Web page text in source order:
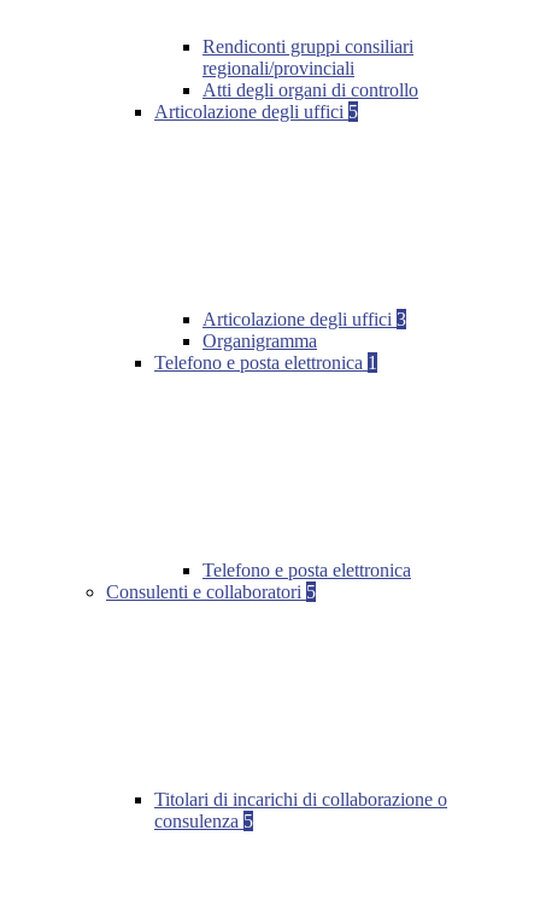
Rendiconti gruppi consiliari
regionali/provinciali
Atti degli organi di controllo
Articolazione degli uffici 5
Articolazione degli uffici 3
Organigramma
Telefono e posta elettronica 1
Telefono e posta elettronica
Consulenti e collaboratori 5
Titolari di incarichi di collaborazione o
consulenza 5